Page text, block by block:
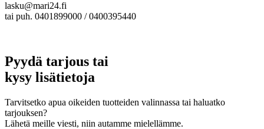
lasku@mari24.fi
tai puh. 0401899000 / 0400395440
Pyydä tarjous tai
kysy lisätietoja
Tarvitsetko apua oikeiden tuotteiden valinnassa tai haluatko
tarjouksen?
Lähetä meille viesti, niin autamme mielellämme.